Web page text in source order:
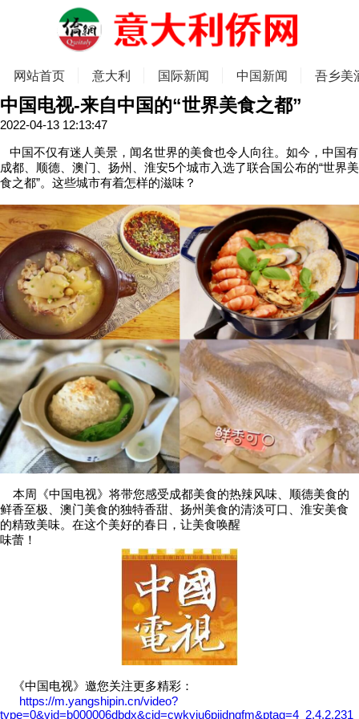
网站首页 意大利 国际新闻 中国新闻 吾乡美
中国电视-来自中国的“世界美食之都”
2022-04-13 12:13:47
中国不仅有迷人美景，闻名世界的美食也令人向往。如今，中国有
成都、顺德、澳门、扬州、淮安5个城市入选了联合国公布的“世界美
食之都”。这些城市有着怎样的滋味？
本周《中国电视》将带您感受成都美食的热辣风味、顺德美食的
鲜香至极、澳门美食的独特香甜、扬州美食的清淡可口、淮安美食
的精致美味。在这个美好的春日，让美食唤醒
味蕾！
《中国电视》邀您关注更多精彩：
https://m.yangshipin.cn/video?
type=0&vid=b000006dbdx&cid=cwkyiu6pjjdnqfm&ptag=4_2.4.2.231